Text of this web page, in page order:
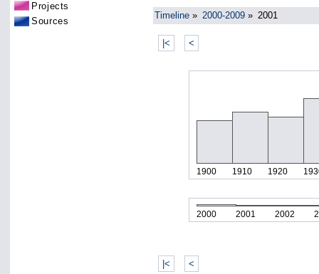
Projects
Sources
Timeline » 2000-2009» 2001
|< <
1900 1910 1920
2000 2001 2002
|< <